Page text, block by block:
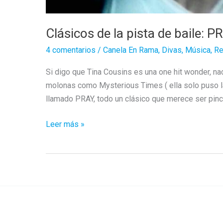
Clásicos de la pista de baile:
4 comentarios / Canela En Rama, Divas, Música,
Si digo que Tina Cousins es una one hit wonder,
molonas como Mysterious Times ( ella solo puso
llamado PRAY, todo un clásico que merece ser
Clásicos
Leer más »